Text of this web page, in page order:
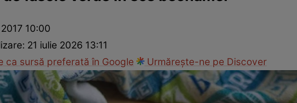
Rețete cu legume
10:00
21 iulie 2026 13:11
ca sursă preferată în Google
Urmărește-ne pe Discover